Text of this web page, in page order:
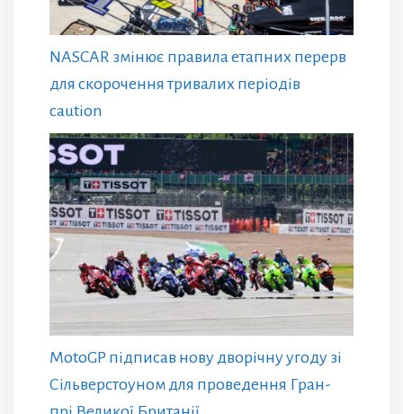
NASCAR змінює правила етапних перерв
для скорочення тривалих періодів
caution
MotoGP підписав нову дворічну угоду зі
Сільверстоуном для проведення Гран-